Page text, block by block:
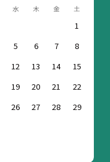
水 木 金 土
1
5 6 7
8
12 13 14
15
19 20 21
22
26 27 28
29